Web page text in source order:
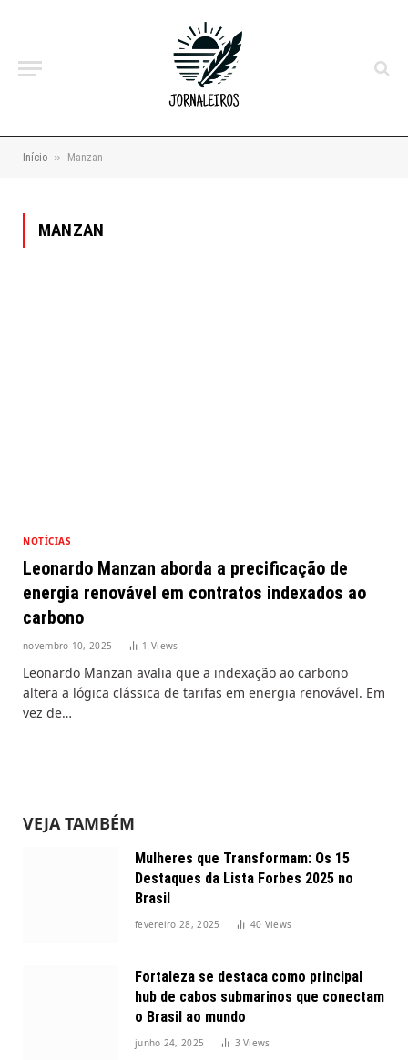
Início » Manzan
MANZAN
NOTÍCIAS
Leonardo Manzan aborda a precificação de
energia renovável em contratos indexados ao
carbono
novembro 10, 2025 1Views
Leonardo Manzan avalia que a indexação ao carbono
altera a lógica clássica de tarifas em energia renovável. Em
vez de…
VEJA TAMBÉM
Mulheres que Transformam: Os 15
Destaques da Lista Forbes 2025 no
Brasil
fevereiro 28, 2025 40 Views
Fortaleza se destaca como principal
hub de cabos submarinos que conectam
o Brasil ao mundo
junho 24, 2025 3Views